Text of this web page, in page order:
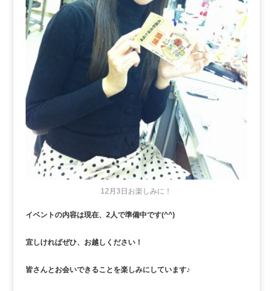
12月3日お楽しみに！
イベントの内容は現在、2人で準備中です(^^)
宜しければぜひ、お越しください！
皆さんとお会いできることを楽しみにしています♪